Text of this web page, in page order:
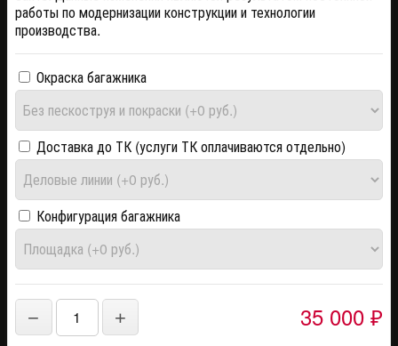
работы по модернизации конструкции и технологии
производства.
Окраска багажника
Доставка до ТК (услуги ТК оплачиваются отдельно)
Конфигурация багажника
− + 35 000 ₽